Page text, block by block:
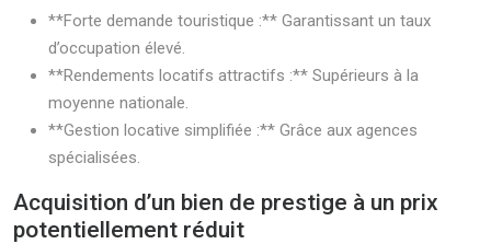
**Forte demande touristique :** Garantissant un taux
d’occupation élevé.
**Rendements locatifs attractifs :** Supérieurs à la
moyenne nationale.
**Gestion locative simplifiée :** Grâce aux agences
spécialisées.
Acquisition d’un bien de prestige à un prix
potentiellement réduit